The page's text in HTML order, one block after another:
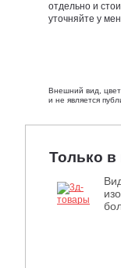
отдельно и
уточняйте у
Внешний вид,
и не является
Только